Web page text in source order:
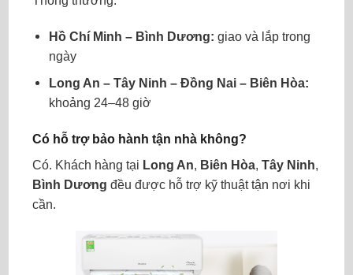
Hồ Chí Minh – Bình Dương: giao và lắp trong
ngày
Long An – Tây Ninh – Đồng Nai – Biên Hòa:
khoảng 24–48 giờ
Có hỗ trợ bảo hành tận nhà không?
Có. Khách hàng tại Long An, Biên Hòa, Tây Ninh,
Bình Dương đều được hỗ trợ kỹ thuật tận nơi khi
cần.